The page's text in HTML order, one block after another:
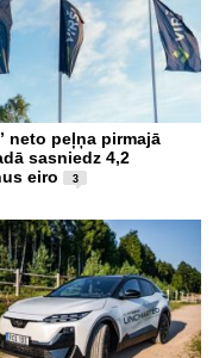
neto peļņa pirmajā
sasniedz 4,2
eiro
3